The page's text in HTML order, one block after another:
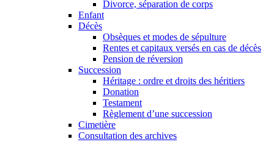
Divorce, séparation de corps
Enfant
Décès
Obsèques et modes de sépulture
Rentes et capitaux versés en cas de décès
Pension de réversion
Succession
Héritage : ordre et droits des héritiers
Donation
Testament
Règlement d’une succession
Cimetière
Consultation des archives